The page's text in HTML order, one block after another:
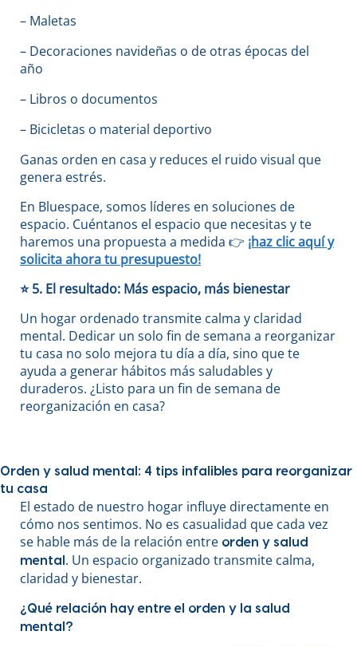
– Maletas
– Decoraciones navideñas o de otras épocas del
año
– Libros o documentos
– Bicicletas o material deportivo
Ganas orden en casa y reduces el ruido visual que
genera estrés.
En Bluespace, somos líderes en soluciones de
espacio. Cuéntanos el espacio que necesitas y te
haremos una propuesta a medida 👉 ¡haz clic aquí y
solicita ahora tu presupuesto!
⭐5. El resultado: Más espacio, más bienestar
Un hogar ordenado transmite calma y claridad
mental. Dedicar un solo fin de semana a reorganizar
tu casa no solo mejora tu día a día, sino que te
ayuda a generar hábitos más saludables y
duraderos. ¿Listo para un fin de semana de
reorganización en casa?
Orden y salud mental: 4 tips infalibles para reorganizar
tu casa
El estado de nuestro hogar influye directamente en
cómo nos sentimos. No es casualidad que cada vez
se hable más de la relación entre orden y salud
mental . Un espacio organizado transmite calma,
claridad y bienestar.
¿Qué relación hay entre el orden y la salud
mental?